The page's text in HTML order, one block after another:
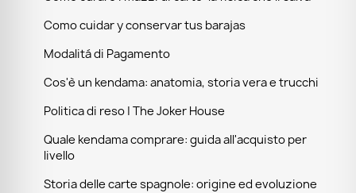
Como cuidar y conservar tus barajas
Modalitá di Pagamento
Cos'è un kendama: anatomia, storia vera e trucchi
Politica di reso | The Joker House
Quale kendama comprare: guida all'acquisto per
livello
Storia delle carte spagnole: origine ed evoluzione